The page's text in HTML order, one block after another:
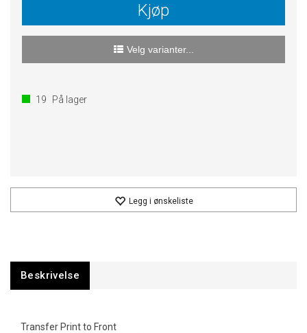
Kjøp
Velg varianter...
19 På lager
Legg i ønskeliste
Beskrivelse
Transfer Print to Front